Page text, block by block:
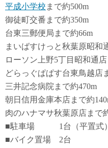
平成小学校 まで約500m
御徒町交番まで約350m
台東三郵便局まで約66m
まいばすけっと秋葉原昭和
ローソン上野5丁目昭和通
どらっぐぱぱす台東鳥越店
三井記念病院まで約470m
朝日信用金庫本店まで約
肉のハナマサ秋葉原店まで
■駐車場 1台（平置式）
■バイク置場 2台